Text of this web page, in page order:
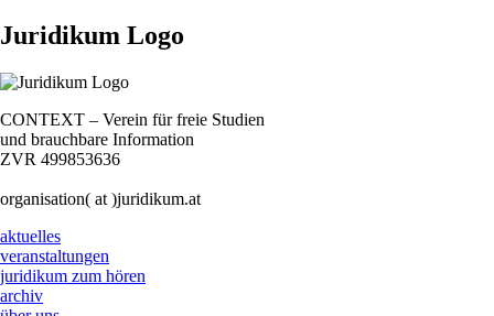
Juridikum Logo
CONTEXT – Verein für freie Studien
und brauchbare Information
ZVR 499853636
organisation( at )juridikum.at
aktuelles
veranstaltungen
juridikum zum hören
archiv